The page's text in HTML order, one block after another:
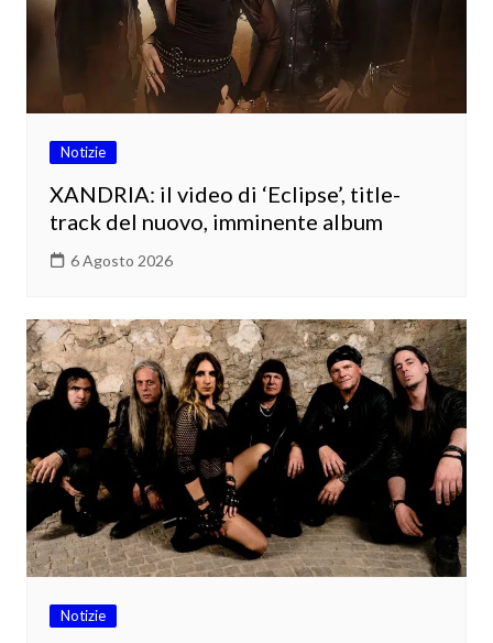
Notizie
XANDRIA: il video di ‘Eclipse’, title-
track del nuovo, imminente album
6 Agosto 2026
Notizie